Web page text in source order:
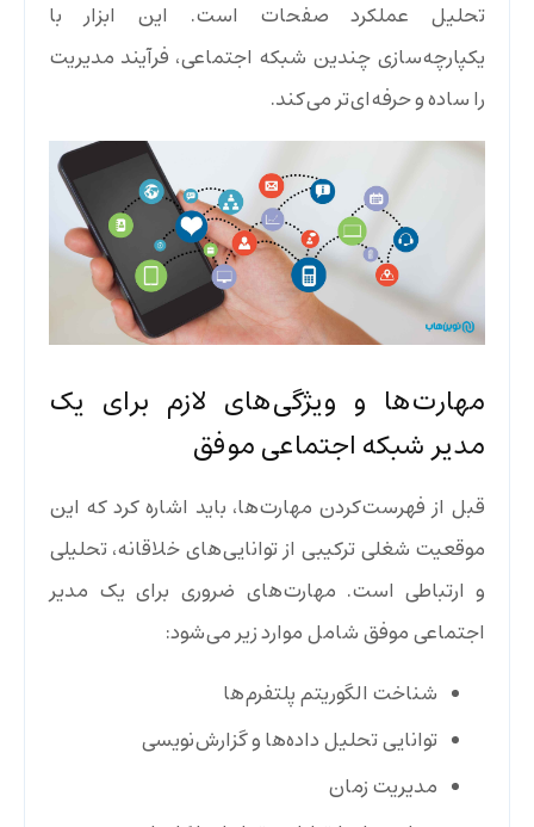
تحلیل عملکرد صفحات است. این ابزار با
یکپارچه‌سازی چندین شبکه اجتماعی، فرآیند مدیریت
را ساده و حرفه‌ای‌تر می‌کند.
مهارت‌ها و ویژگی‌های لازم برای یک
مدیر شبکه اجتماعی موفق
قبل از فهرست‌کردن مهارت‌ها، باید اشاره کرد که این
موقعیت شغلی ترکیبی از توانایی‌های خلاقانه، تحلیلی
و ارتباطی است. مهارت‌های ضروری برای یک مدیر
اجتماعی موفق شامل موارد زیر می‌شود:
شناخت الگوریتم پلتفرم‌ها
توانایی تحلیل داده‌ها و گزارش‌نویسی
مدیریت زمان